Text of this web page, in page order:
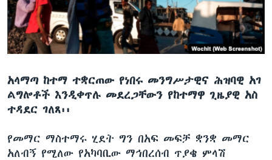
ቋንቋዎች
አላማጣ ከተማ ተቋርጠው የነበሩ መንግሥታዊና ሕዝባዊ አገ
ልግሎቶች እንዲቀጥሉ መደረጋቸውን የከተማዋ ጊዜያዊ አስ
ተዳደር ገለጸ፡፡
የመማር ማስተማሩ ሂደት ግን በአፍ መፍቻ ቋንቋ መማር
አለብኝ የሚለው የአካባቢው ማኅበረሰብ ጥያቄ ምላሽ